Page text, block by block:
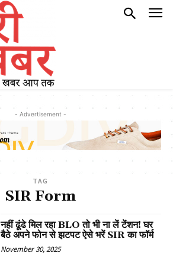
- Advertisement -
TAG
SIR Form
नहीं ढूंढे मिल रहा BLO तो भी ना लें टेंशन! घर
बैठे अपने फोन से झटपट ऐसे भरें SIR का फॉर्म
November 30, 2025